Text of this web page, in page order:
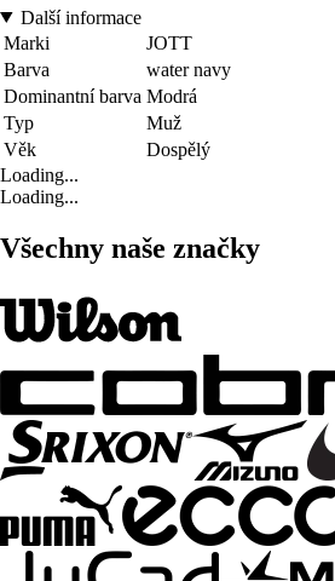
Další informace
Marki
JOTT
Barva
water navy
Dominantní barva Modrá
Typ
Muž
Věk
Dospělý
Loading...
Loading...
Všechny naše značky